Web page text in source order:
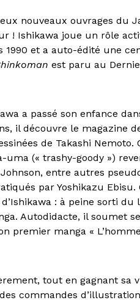
nouveaux ouvrages du
! Ishikawa joue un rôle
et a auto-édité une
est paru au
a passé son enfance
il découvre le magazine
de Takashi
uma (« trashy-goody »)
entre autres
par Yoshikazu
: à peine sorti
Autodidacte, il soumet
premier manga «
tout en gagnant sa
commandes